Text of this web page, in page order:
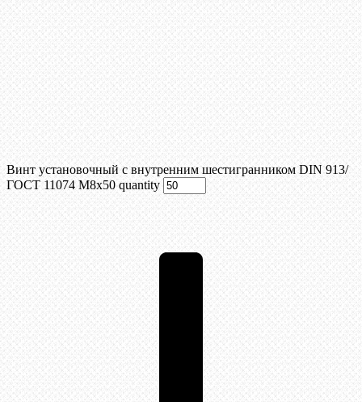
Винт установочный с внутренним шестигранником DIN 913/
ГОСТ 11074 М8x50 quantity